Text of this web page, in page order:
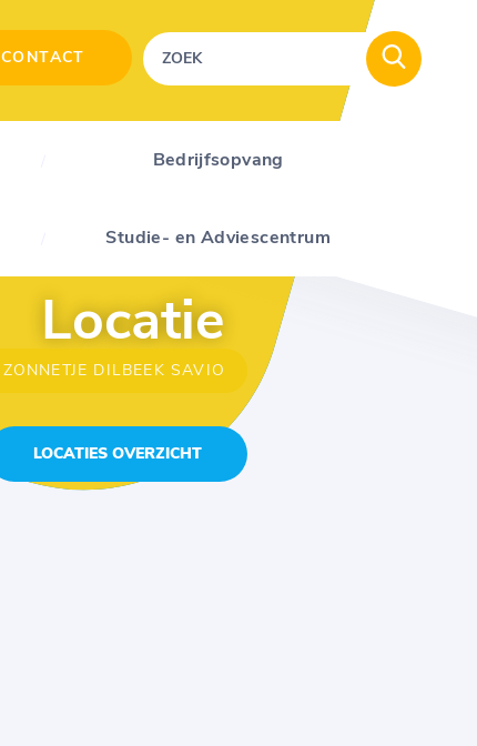
CONTACT
Bedrijfsopvang
Studie- en Adviescentrum
Locatie
ZONNETJE DILBEEK SAVIO
LOCATIES OVERZICHT